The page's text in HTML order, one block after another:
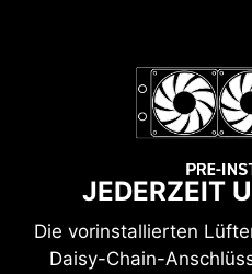
JEDERZEIT
Die vorinstallierten
Daisy-Chain-